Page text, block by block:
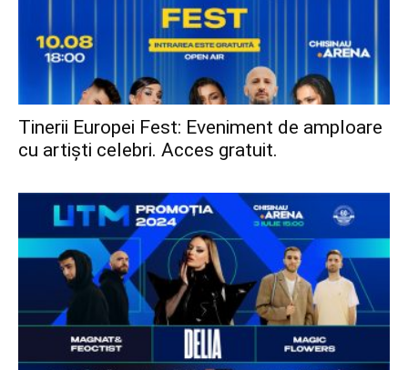
Tinerii Europei Fest: Eveniment de amploare
cu artiști celebri. Acces gratuit.